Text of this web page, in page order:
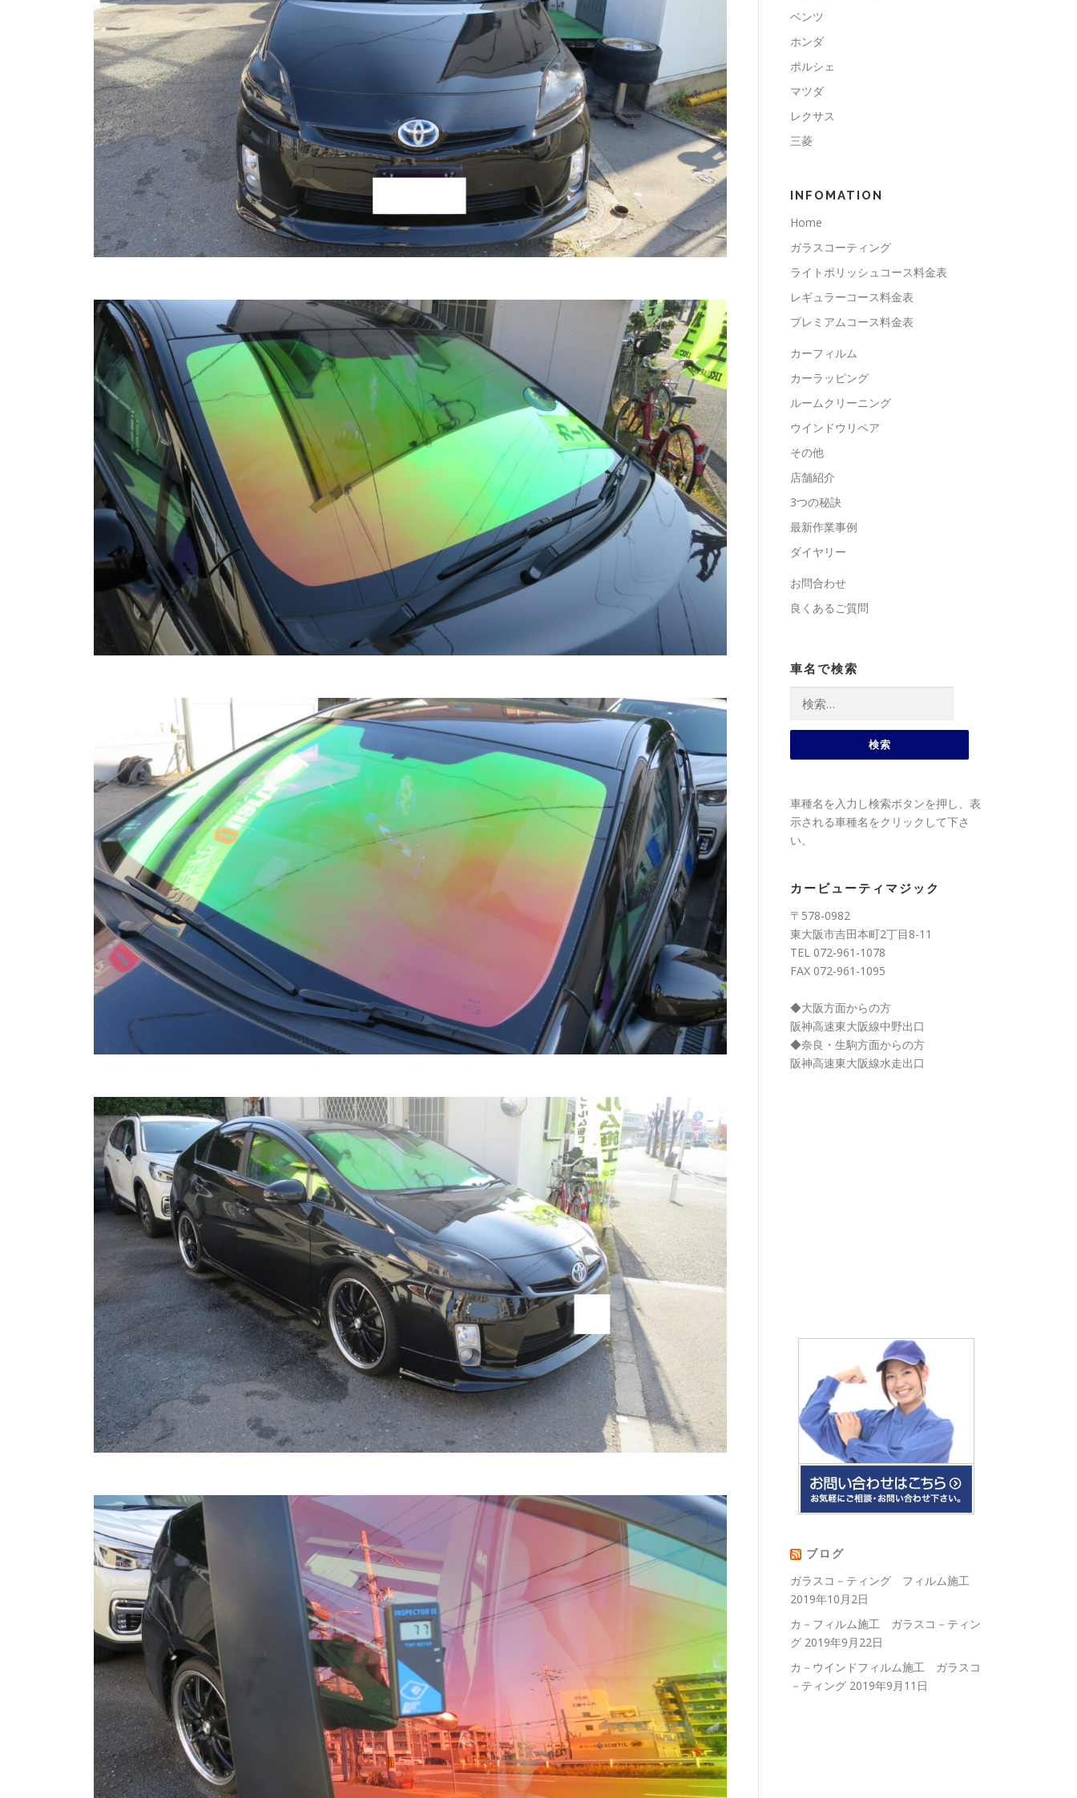
ベンツ
ホンダ
ポルシェ
マツダ
レクサス
三菱
INFOMATION
Home
ガラスコーティング
ライトポリッシュコース料金表
レギュラーコース料金表
プレミアムコース料金表
カーフィルム
カーラッピング
ルームクリーニング
ウインドウリペア
その他
店舗紹介
3つの秘訣
最新作業事例
ダイヤリー
お問合わせ
良くあるご質問
車名で検索
車種名を入力し検索ボタンを押し、表
示される車種名をクリックして下さ
い。
カービューティマジック
〒578-0982
東大阪市吉田本町2丁目8-11
TEL 072-961-1078
FAX 072-961-1095
◆大阪方面からの方
阪神高速東大阪線中野出口
◆奈良・生駒方面からの方
阪神高速東大阪線水走出口
ブログ
ガラスコ－ティング フィルム施工
2019年10月2日
カ－フィルム施工 ガラスコ－ティン
グ 2019年9月22日
カ－ウインドフィルム施工 ガラスコ
－ティング 2019年9月11日